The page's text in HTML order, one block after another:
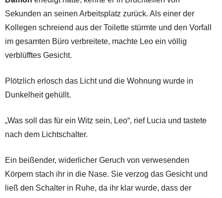
Sekunden an seinen Arbeitsplatz zurück. Als einer der
Kollegen schreiend aus der Toilette stürmte und den Vorfall
im gesamten Büro verbreitete, machte Leo ein völlig
verblüfftes Gesicht.
Plötzlich erlosch das Licht und die Wohnung wurde in
Dunkelheit gehüllt.
„Was soll das für ein Witz sein, Leo“, rief Lucia und tastete
nach dem Lichtschalter.
Ein beißender, widerlicher Geruch von verwesenden
Körpern stach ihr in die Nase. Sie verzog das Gesicht und
ließ den Schalter in Ruhe, da ihr klar wurde, dass der